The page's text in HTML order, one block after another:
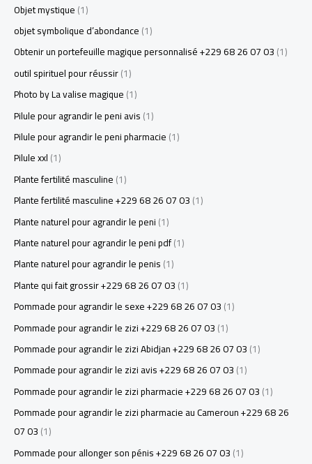
Objet mystique(1)
objet symbolique d’abondance(1)
Obtenir un portefeuille magique personnalisé +229 68 26 07 03(1)
outil spirituel pour réussir(1)
Photo by La valise magique(1)
Pilule pour agrandir le peni avis(1)
Pilule pour agrandir le peni pharmacie(1)
Pilule xxl(1)
Plante fertilité masculine(1)
Plante fertilité masculine +229 68 26 07 03(1)
Plante naturel pour agrandir le peni(1)
Plante naturel pour agrandir le peni pdf(1)
Plante naturel pour agrandir le penis(1)
Plante qui fait grossir +229 68 26 07 03(1)
Pommade pour agrandir le sexe +229 68 26 07 03(1)
Pommade pour agrandir le zizi +229 68 26 07 03(1)
Pommade pour agrandir le zizi Abidjan +229 68 26 07 03(1)
Pommade pour agrandir le zizi avis +229 68 26 07 03(1)
Pommade pour agrandir le zizi pharmacie +229 68 26 07 03(1)
Pommade pour agrandir le zizi pharmacie au Cameroun +229 68 26
07 03(1)
Pommade pour allonger son pénis +229 68 26 07 03(1)